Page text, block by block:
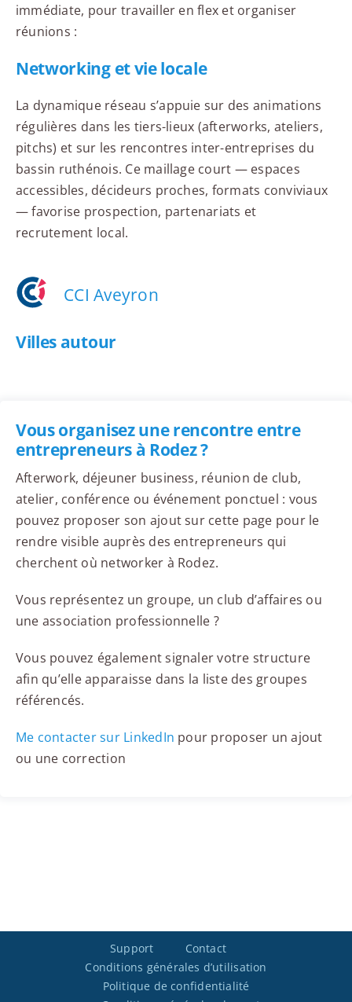
immédiate, pour travailler en flex et organiser
réunions :
Networking et vie locale
La dynamique réseau s’appuie sur des animations
régulières dans les tiers-lieux (afterworks, ateliers,
pitchs) et sur les rencontres inter-entreprises du
bassin ruthénois. Ce maillage court — espaces
accessibles, décideurs proches, formats conviviaux
— favorise prospection, partenariats et
recrutement local.
CCI Aveyron
Villes autour
Vous organisez une rencontre entre
entrepreneurs à Rodez ?
Afterwork, déjeuner business, réunion de club,
atelier, conférence ou événement ponctuel : vous
pouvez proposer son ajout sur cette page pour le
rendre visible auprès des entrepreneurs qui
cherchent où networker à Rodez.
Vous représentez un groupe, un club d’affaires ou
une association professionnelle ?
Vous pouvez également signaler votre structure
afin qu’elle apparaisse dans la liste des groupes
référencés.
Me contacter sur LinkedIn pour proposer un ajout
ou une correction
Support
Contact
Conditions générales d’utilisation
Politique de confidentialité